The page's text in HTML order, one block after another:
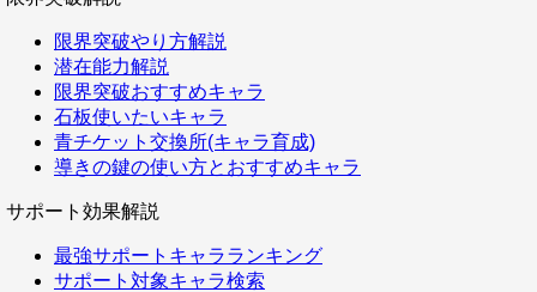
限界突破やり方解説
潜在能力解説
限界突破おすすめキャラ
石板使いたいキャラ
青チケット交換所(キャラ育成)
導きの鍵の使い方とおすすめキャラ
サポート効果解説
最強サポートキャラランキング
サポート対象キャラ検索